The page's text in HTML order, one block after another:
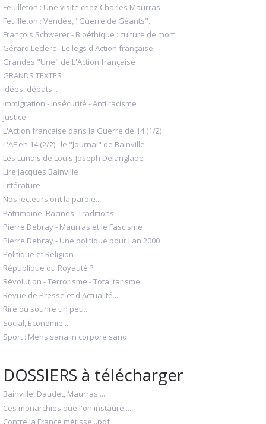
Feuilleton : Une visite chez Charles Maurras
Feuilleton : Vendée, "Guerre de Géants"...
François Schwerer - Bioéthique : culture de mort
Gérard Leclerc - Le legs d'Action française
Grandes "Une" de L'Action française
GRANDS TEXTES
Idées, débats...
Immigration - Insécurité - Anti racisme
Justice
L'Action française dans la Guerre de 14 (1/2)
L'AF en 14 (2/2) : le "Journal" de Bainville
Les Lundis de Louis-Joseph Delanglade
Lire Jacques Bainville
Littérature
Nos lecteurs ont la parole...
Patrimoine, Racines, Traditions
Pierre Debray - Maurras et le Fascisme
Pierre Debray - Une politique pour l'an 2000
Politique et Religion
République ou Royauté ?
Révolution - Terrorisme - Totalitarisme
Revue de Presse et d'Actualité...
Rire ou sourire un peu...
Social, Économie...
Sport : Mens sana in corpore sano
DOSSIERS à télécharger
Bainville, Daudet, Maurras....
Ces monarchies que l'on instaure.....
Contre la France métisse...pdf